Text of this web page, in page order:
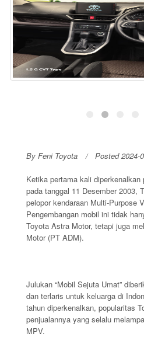
By Feni Toyota Posted 2024-
Ketika pertama kali
pada tanggal 11 Desember 2003,
pelopor kendaraan Multi-Purpose
Pengembangan mobil ini tidak
Toyota Astra Motor, tetapi juga
Motor (PT ADM).
Julukan “Mobil Sejuta Umat”
dan terlaris untuk keluarga di
tahun diperkenalkan, popularitas
penjualannya yang selalu
MPV.